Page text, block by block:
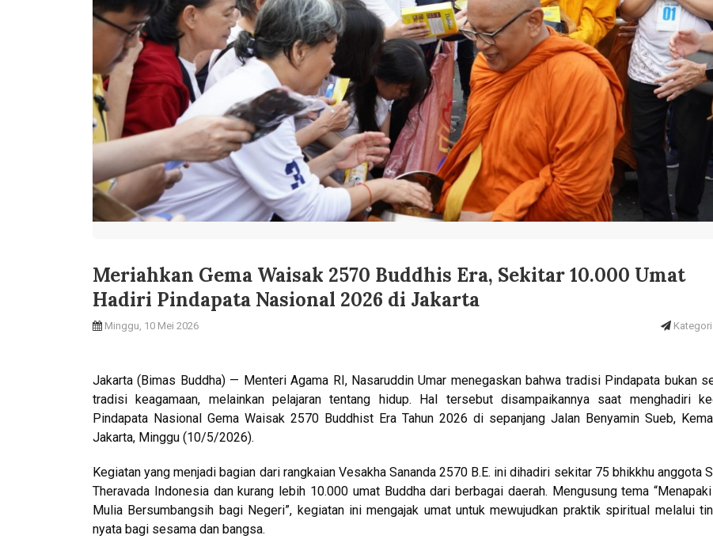
Meriahkan Gema Waisak 2570 Buddhis Era, Sekitar 10.000 Umat
Hadiri Pindapata Nasional 2026 di Jakarta
Minggu, 10 Mei 2026
Jakarta (Bimas Buddha) — Menteri Agama RI, Nasaruddin Umar menegaskan bahwa tradisi Pindapata bukan
tradisi keagamaan, melainkan pelajaran tentang hidup. Hal tersebut disampaikannya saat menghadiri
Pindapata Nasional Gema Waisak 2570 Buddhist Era Tahun 2026 di sepanjang Jalan Benyamin Sueb,
Jakarta, Minggu (10/5/2026).
Kegiatan yang menjadi bagian dari rangkaian Vesakha Sananda 2570 B.E. ini dihadiri sekitar 75 bhikkhu anggota
Theravada Indonesia dan kurang lebih 10.000 umat Buddha dari berbagai daerah. Mengusung tema
Mulia Bersumbangsih bagi Negeri”, kegiatan ini mengajak umat untuk mewujudkan praktik spiritual melalui
nyata bagi sesama dan bangsa.